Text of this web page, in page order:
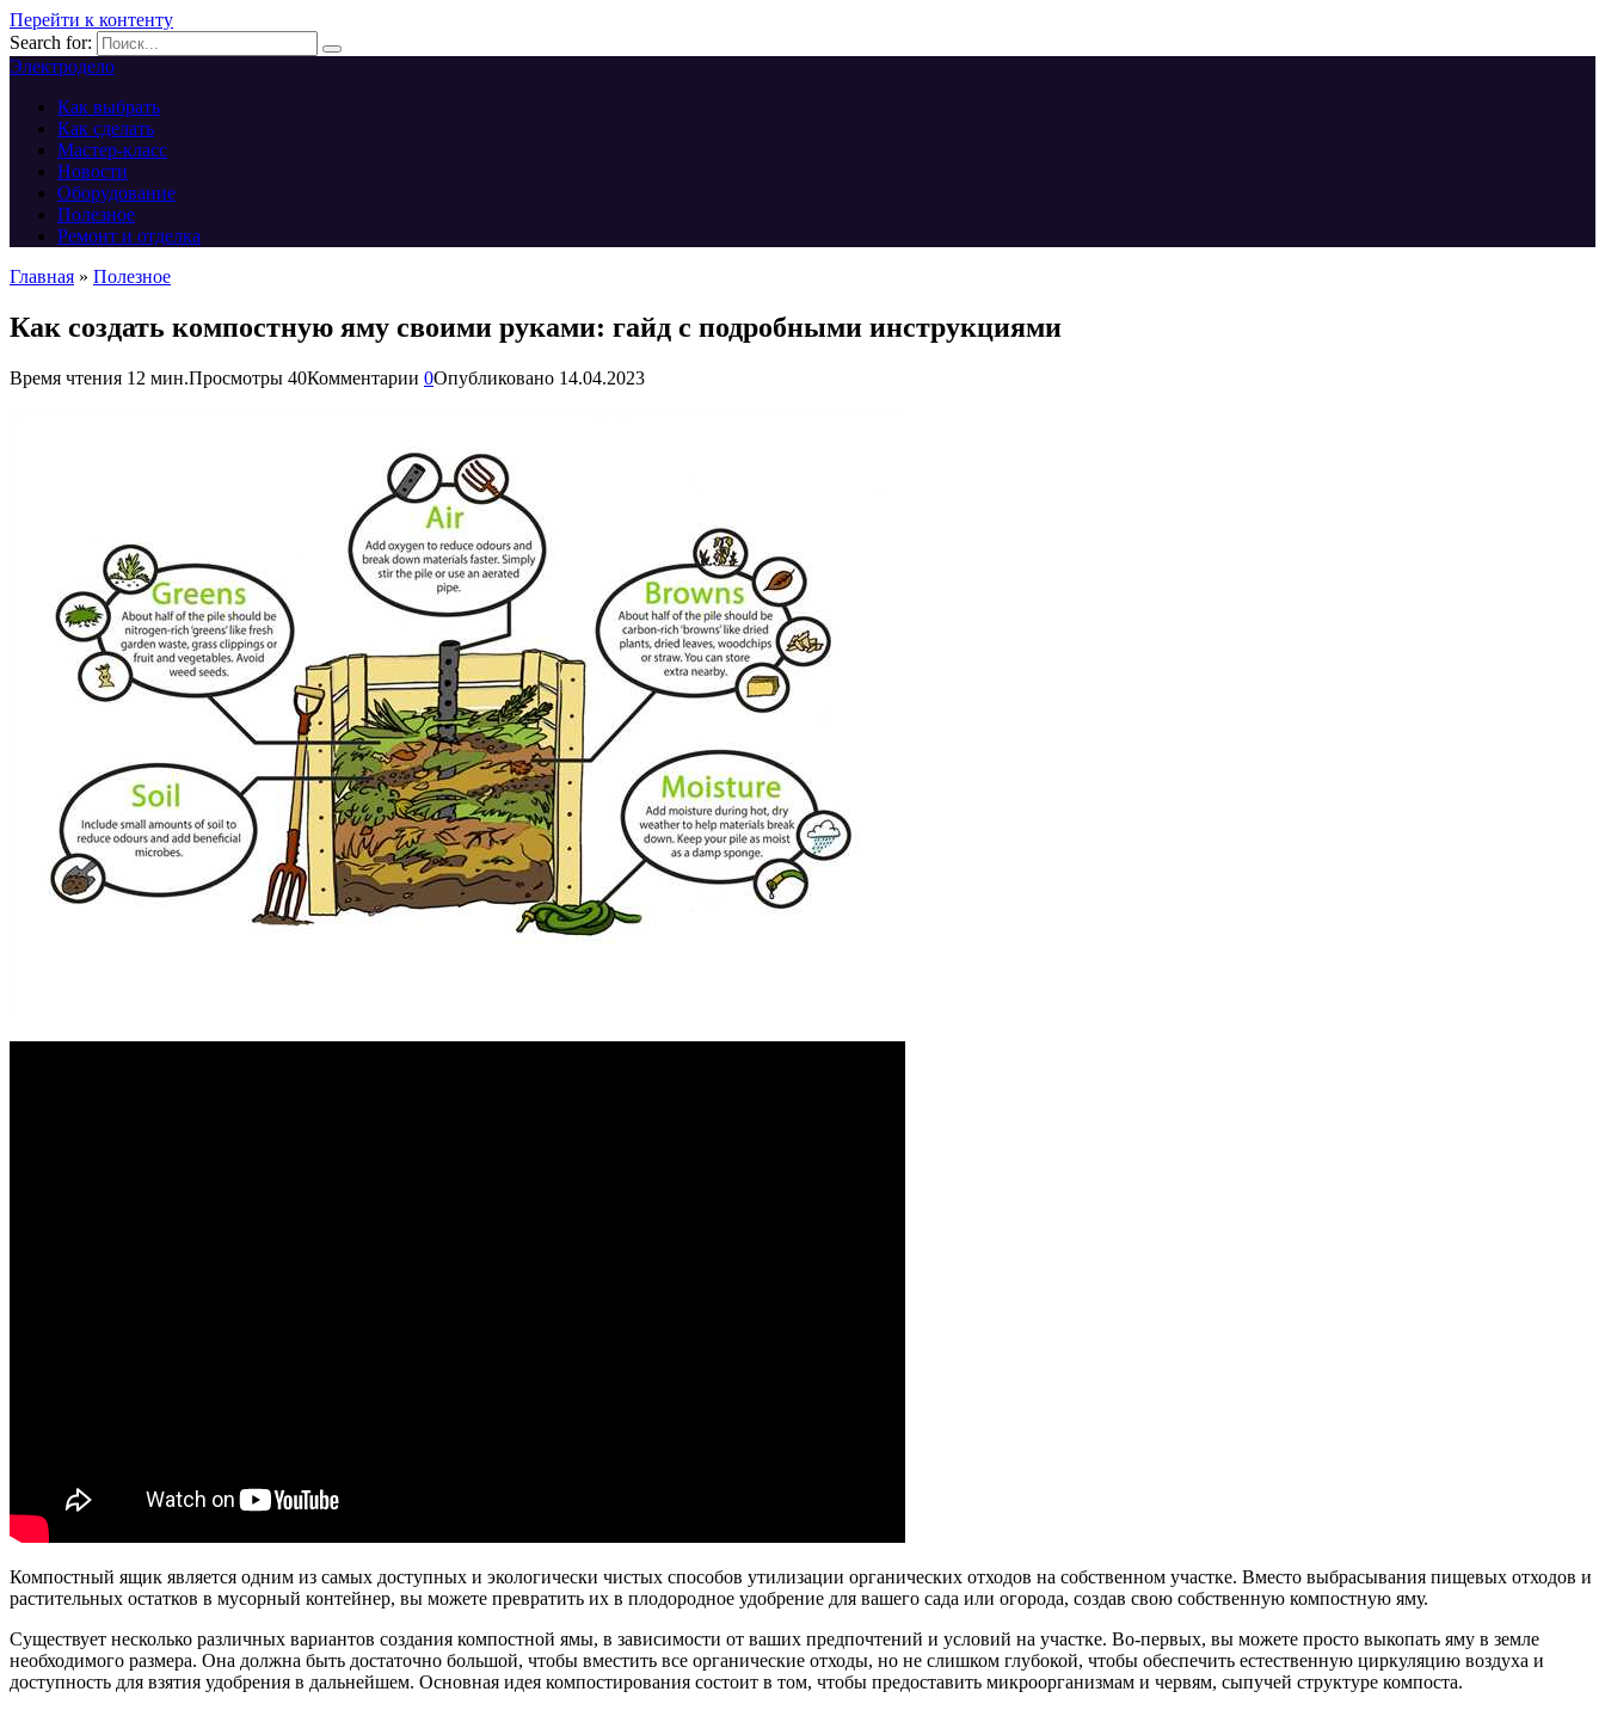
Перейти к контенту
Search for:
Электродело
Как выбрать
Как сделать
Мастер-класс
Новости
Оборудование
Полезное
Ремонт и отделка
Главная » Полезное
Как создать компостную яму своими руками: гайд с подробными инструкциями
Время чтения 12 мин.Просмотры 40Комментарии 0Опубликовано 14.04.2023
Компостный ящик является одним из самых доступных и экологически чистых способов утилизации органических отходов на собственном участке. Вместо выбрасывания пищевых отходов и
растительных остатков в мусорный контейнер, вы можете превратить их в плодородное удобрение для вашего сада или огорода, создав свою собственную компостную яму.
Существует несколько различных вариантов создания компостной ямы, в зависимости от ваших предпочтений и условий на участке. Во-первых, вы можете просто выкопать яму в земле
необходимого размера. Она должна быть достаточно большой, чтобы вместить все органические отходы, но не слишком глубокой, чтобы обеспечить естественную циркуляцию воздуха и
доступность для взятия удобрения в дальнейшем. Основная идея компостирования состоит в том, чтобы предоставить микроорганизмам и червям, сыпучей структуре компоста.